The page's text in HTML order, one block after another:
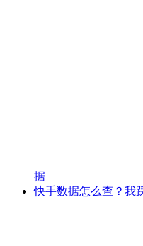
据
快手数据怎么查？我